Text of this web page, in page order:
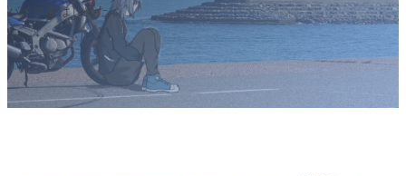
バイクをはじめた